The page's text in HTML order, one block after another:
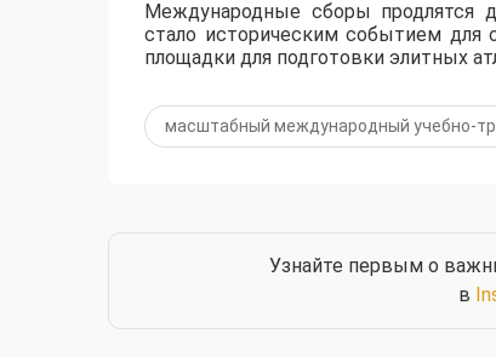
Международные сборы продлятся
стало историческим событием для
площадки для подготовки элитных
масштабный международный учебно-
Узнайте первым о
в